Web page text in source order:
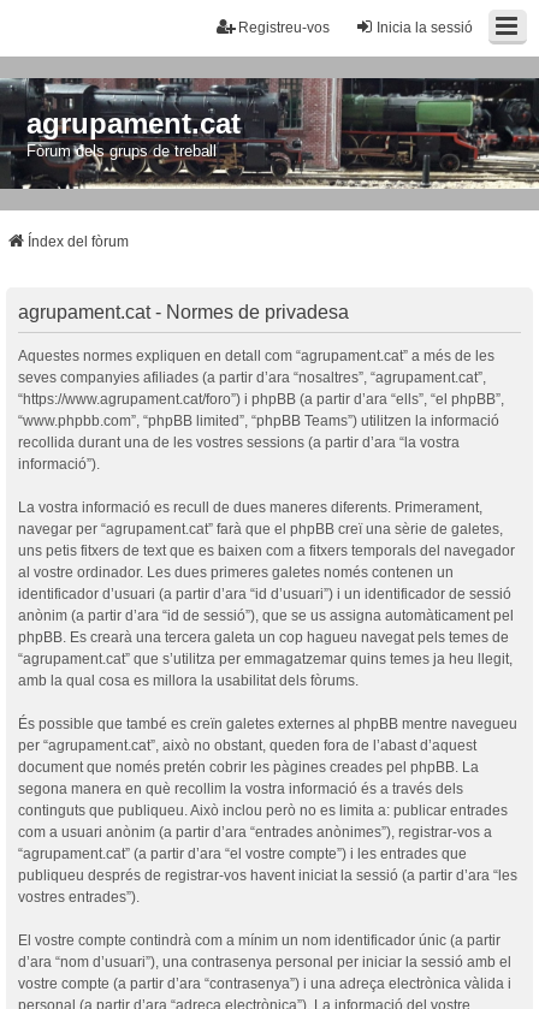
Inicia la sessió
Registreu-vos
agrupament.cat
Fòrum dels grups de treball
Índex del fòrum
agrupament.cat - Normes de privadesa
Aquestes normes expliquen en detall com “agrupament.cat” a més de les
seves companyies afiliades (a partir d’ara “nosaltres”, “agrupament.cat”,
“https://www.agrupament.cat/foro”) i phpBB (a partir d’ara “ells”, “el phpBB”,
“www.phpbb.com”, “phpBB limited”, “phpBB Teams”) utilitzen la informació
recollida durant una de les vostres sessions (a partir d’ara “la vostra
informació”).
La vostra informació es recull de dues maneres diferents. Primerament,
navegar per “agrupament.cat” farà que el phpBB creï una sèrie de galetes,
uns petis fitxers de text que es baixen com a fitxers temporals del navegador
al vostre ordinador. Les dues primeres galetes només contenen un
identificador d’usuari (a partir d’ara “id d’usuari”) i un identificador de sessió
anònim (a partir d’ara “id de sessió”), que se us assigna automàticament pel
phpBB. Es crearà una tercera galeta un cop hagueu navegat pels temes de
“agrupament.cat” que s’utilitza per emmagatzemar quins temes ja heu llegit,
amb la qual cosa es millora la usabilitat dels fòrums.
És possible que també es creïn galetes externes al phpBB mentre navegueu
per “agrupament.cat”, això no obstant, queden fora de l’abast d’aquest
document que només pretén cobrir les pàgines creades pel phpBB. La
segona manera en què recollim la vostra informació és a través dels
continguts que publiqueu. Això inclou però no es limita a: publicar entrades
com a usuari anònim (a partir d’ara “entrades anònimes”), registrar-vos a
“agrupament.cat” (a partir d’ara “el vostre compte”) i les entrades que
publiqueu després de registrar-vos havent iniciat la sessió (a partir d’ara “les
vostres entrades”).
El vostre compte contindrà com a mínim un nom identificador únic (a partir
d’ara “nom d’usuari”), una contrasenya personal per iniciar la sessió amb el
vostre compte (a partir d’ara “contrasenya”) i una adreça electrònica vàlida i
personal (a partir d’ara “adreça electrònica”). La informació del vostre